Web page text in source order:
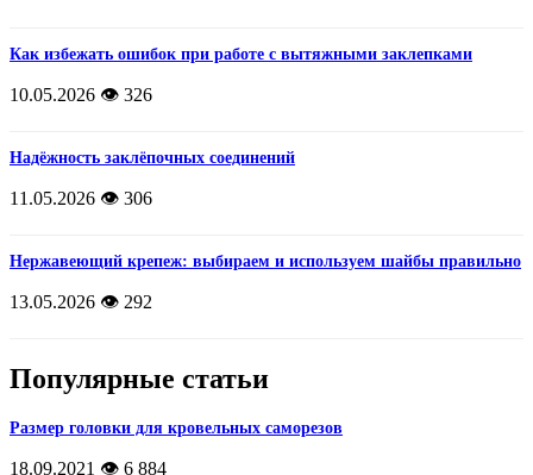
Как избежать ошибок при работе с вытяжными заклепками
10.05.2026 👁️ 326
Надёжность заклёпочных соединений
11.05.2026 👁️ 306
Нержавеющий крепеж: выбираем и используем шайбы правильно
13.05.2026 👁️ 292
Популярные статьи
Размер головки для кровельных саморезов
18.09.2021 👁️ 6 884